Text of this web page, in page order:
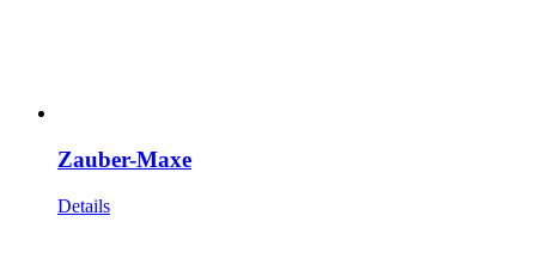
Zauber-Maxe
Details